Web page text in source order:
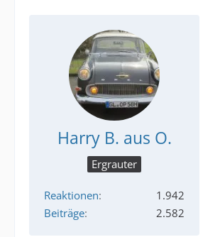
Harry B. aus O.
Ergrauter
Reaktionen
1.942
Beiträge
2.582